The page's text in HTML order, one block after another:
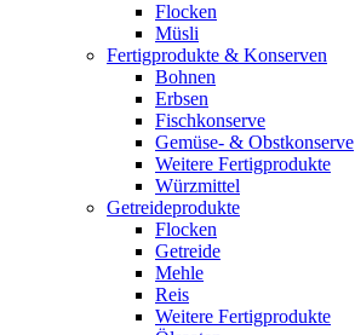
Flocken
Müsli
Fertigprodukte & Konserven
Bohnen
Erbsen
Fischkonserve
Gemüse- & Obstkonserve
Weitere Fertigprodukte
Würzmittel
Getreideprodukte
Flocken
Getreide
Mehle
Reis
Weitere Fertigprodukte